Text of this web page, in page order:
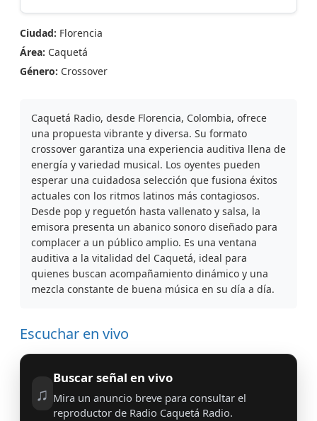
Ciudad: Florencia
Área: Caquetá
Género: Crossover
Caquetá Radio, desde Florencia, Colombia, ofrece
una propuesta vibrante y diversa. Su formato
crossover garantiza una experiencia auditiva llena de
energía y variedad musical. Los oyentes pueden
esperar una cuidadosa selección que fusiona éxitos
actuales con los ritmos latinos más contagiosos.
Desde pop y reguetón hasta vallenato y salsa, la
emisora presenta un abanico sonoro diseñado para
complacer a un público amplio. Es una ventana
auditiva a la vitalidad del Caquetá, ideal para
quienes buscan acompañamiento dinámico y una
mezcla constante de buena música en su día a día.
Escuchar en vivo
♫
Buscar señal en vivo
Mira un anuncio breve para consultar el
reproductor de Radio Caquetá Radio.